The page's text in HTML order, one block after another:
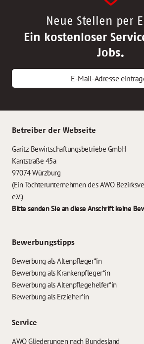
Neue Stellen per
Ein kostenloser
Jobs.
E-Mail-Adresse
Betreiber der Webseite
Garitz Bewirtschaftungsbetriebe GmbH
Kantstraße 45a
97074 Würzburg
(Ein Tochterunternehmen des AWO
e.V.)
Bitte senden Sie an diese Anschrift keine
Bewerbungstipps
Bewerbung als Altenpfleger*in
Bewerbung als Krankenpfleger*in
Bewerbung als Altenpflegehelfer*in
Bewerbung als Erzieher*in
Service
AWO Gliederungen nach Bundesland